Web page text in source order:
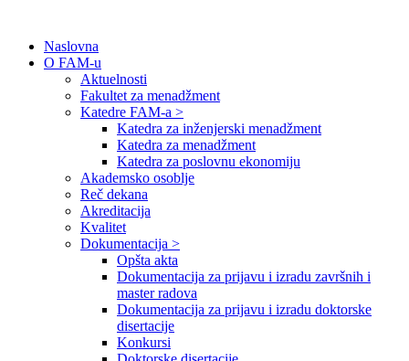
Naslovna
O FAM-u
Aktuelnosti
Fakultet za menadžment
Katedre FAM-a >
Katedra za inženjerski menadžment
Katedra za menadžment
Katedra za poslovnu ekonomiju
Akademsko osoblje
Reč dekana
Akreditacija
Kvalitet
Dokumentacija >
Opšta akta
Dokumentacija za prijavu i izradu završnih i
master radova
Dokumentacija za prijavu i izradu doktorske
disertacije
Konkursi